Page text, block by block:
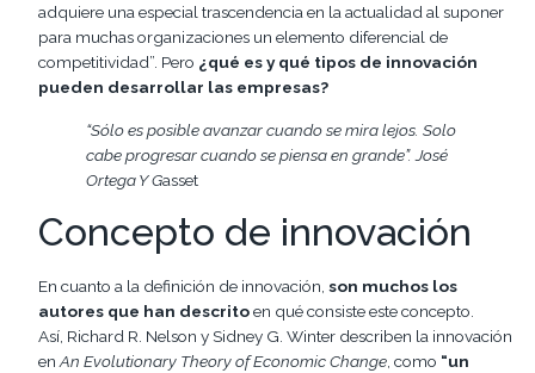
adquiere una especial trascendencia en la actualidad al suponer
para muchas organizaciones un elemento diferencial de
competitividad”. Pero ¿qué es y qué tipos de innovación
pueden desarrollar las empresas?
“Sólo es posible avanzar cuando se mira lejos. Solo
cabe progresar cuando se piensa en grande”. José
Ortega Y Gasset
Concepto de innovación
En cuanto a la definición de innovación, son muchos los
autores que han descritoen qué consiste este concepto.
Así, Richard R. Nelson y Sidney G. Winter describen la innovación
en An Evolutionary Theory of Economic Change , como “un